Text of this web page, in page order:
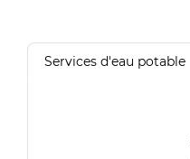
Services d'eau potable